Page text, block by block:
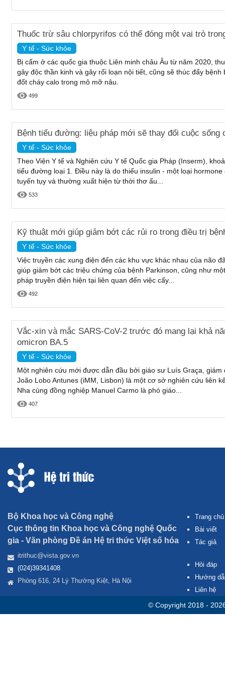
Thuốc trừ sâu chlorpyrifos có thể đóng một vai trò
Y tế - Sức khỏe
Bị cấm ở các quốc gia thuộc Liên minh châu Âu từ năm 2020,
gây độc thần kinh và gây rối loạn nội tiết, cũng sẽ thúc đẩy
đốt cháy calo trong mô mỡ nâu.
499
Bệnh tiểu đường: liệu pháp mới sẽ thay đổi cuộc sống
Y tế - Sức khỏe
Theo Viện Y tế và Nghiên cứu Y tế Quốc gia Pháp (Inserm),
tiểu đường loại 1. Điều này là do thiếu insulin - một loại
tuyến tụy và thường xuất hiện từ thời thơ ấu...
533
Kỹ thuật mới giúp giảm bớt các rủi ro trong điều trị
Y tế - Sức khỏe
Việc truyền các xung điện đến các khu vực khác nhau của não
giúp giảm bớt các triệu chứng của bệnh Parkinson, cũng như
pháp truyền điện hiện tại liên quan đến việc cấy...
492
Vắc-xin và mắc SARS-CoV-2 trước đó mang lại khả
omicron BA.5
Y tế - Sức khỏe
Một nghiên cứu mới được dẫn đầu bởi giáo sư Luís Graça, giám
João Lobo Antunes (iMM, Lisbon) là một cơ sở nghiên cứu liên
Nha cùng đồng nghiệp Manuel Carmo là phó giáo...
407
Bộ Khoa học và Công nghệ
Cục thông tin Khoa học và Công nghệ Quốc
gia - Văn phòng Đề án Hệ tri thức Việt số hóa
itrithuc@vista.gov.vn
(024)39341408
Phòng 616, 24 Lý Thường Kiệt, Hà Nội
Trang chủ
Bài viết
Tác giả
Hỏi đáp
Hướng
Liên hệ
© Copyright 2018 -